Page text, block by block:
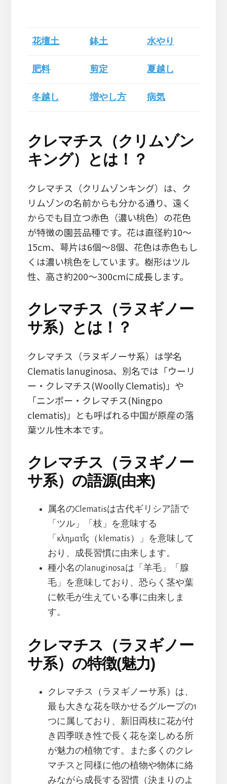
花壇土 鉢土 水やり
肥料 剪定 夏越し
冬越し 増やし方 病気
クレマチス（クリムゾン
キング）とは！？
クレマチス（クリムゾンキング）は、ク
リムゾンの名前からも分かる通り、遠く
からでも目立つ赤色（濃い桃色）の花色
が特徴の園芸品種です。花は直径約10～
15cm、萼片は6個～8個、花色は赤色もし
くは濃い桃色をしています。樹形はツル
性、高さ約200～300cmに成長します。
クレマチス（ラヌギノー
サ系）とは！？
クレマチス（ラヌギノーサ系）は学名
Clematis lanuginosa、別名では「ウーリ
ー・クレマチス(Woolly Clematis)」や
「ニンポー・クレマチス(Ningpo
clematis)」とも呼ばれる中国が原産の落
葉ツル性木本です。
クレマチス（ラヌギノー
サ系）の語源(由来)
属名のClematisは古代ギリシア語で
「ツル」「枝」を意味する
「κληματῐ́ς（klematis）」を意味して
おり、成長習慣に由来します。
種小名のlanuginosaは「羊毛」「腺
毛」を意味しており、恐らく茎や葉
に軟毛が生えている事に由来しま
す。
クレマチス（ラヌギノー
サ系）の特徴(魅力)
クレマチス（ラヌギノーサ系）は、
最も大きな花を咲かせるグループの1
つに属しており、新旧両枝に花が付
き四季咲き性で長く花を楽しめる所
が魅力の植物です。また多くのクレ
マチスと同様に他の植物や物体に絡
みながら成長する習慣（決まりのよ